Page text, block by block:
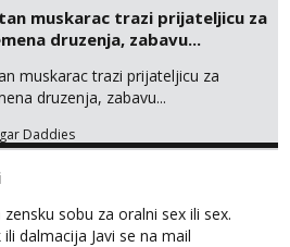
muskarac trazi prijateljicu za
druzenja, zabavu...
muskarac trazi prijateljicu za
druzenja, zabavu...
Daddies
zensku sobu za oralni sex ili sex.
ili dalmacija Javi se na mail